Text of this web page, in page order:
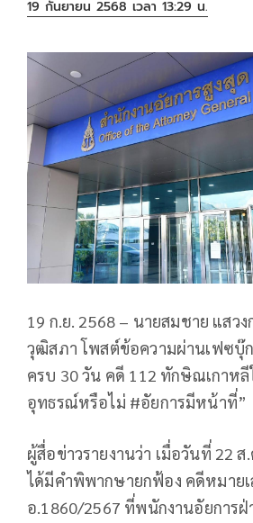
19 กันยายน 2568 เวลา 13:29 น.
19 ก.ย. 2568 – นายสมชาย แสว
วุฒิสภา โพสต์ข้อความผ่านเฟซบุ๊ก
ครบ 30 วัน คดี 112 ทักษิณเกาหลี
อุทธรณ์หรือไม่ #อัยการมีหน้าที่”
ผู้สื่อข่าวรายงานว่า เมื่อวันที่ 22
ได้มีคำพิพากษายกฟ้อง คดีหมายเ
อ.1860/2567 ที่พนักงานอัยการ